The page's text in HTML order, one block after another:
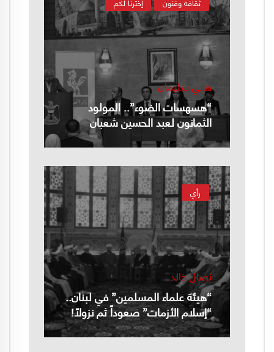
هاني سليمان
“هسهسات الضوء”.. المولود
الثمانون لعبد الحسين شعبان
رأي
نضال خالد
“هيئة علماء المسلمين” في لبنان..
“إسلام الأزمات” صعوداً ثم نزولاً!